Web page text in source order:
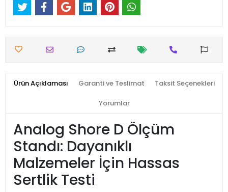
Ürün Açıklaması Garanti ve Teslimat Taksit Seçenekleri
Yorumlar
Analog Shore D Ölçüm
Standı: Dayanıklı
Malzemeler İçin Hassas
Sertlik Testi